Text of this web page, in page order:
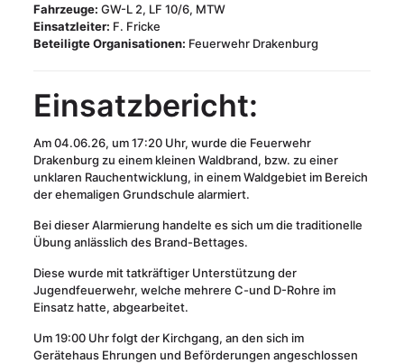
Fahrzeuge: GW-L 2, LF 10/6, MTW
Einsatzleiter: F. Fricke
Beteiligte Organisationen: Feuerwehr Drakenburg
Einsatzbericht:
Am 04.06.26, um 17:20 Uhr, wurde die Feuerwehr
Drakenburg zu einem kleinen Waldbrand, bzw. zu einer
unklaren Rauchentwicklung, in einem Waldgebiet im Bereich
der ehemaligen Grundschule alarmiert.
Bei dieser Alarmierung handelte es sich um die traditionelle
Übung anlässlich des Brand-Bettages.
Diese wurde mit tatkräftiger Unterstützung der
Jugendfeuerwehr, welche mehrere C-und D-Rohre im
Einsatz hatte, abgearbeitet.
Um 19:00 Uhr folgt der Kirchgang, an den sich im
Gerätehaus Ehrungen und Beförderungen angeschlossen